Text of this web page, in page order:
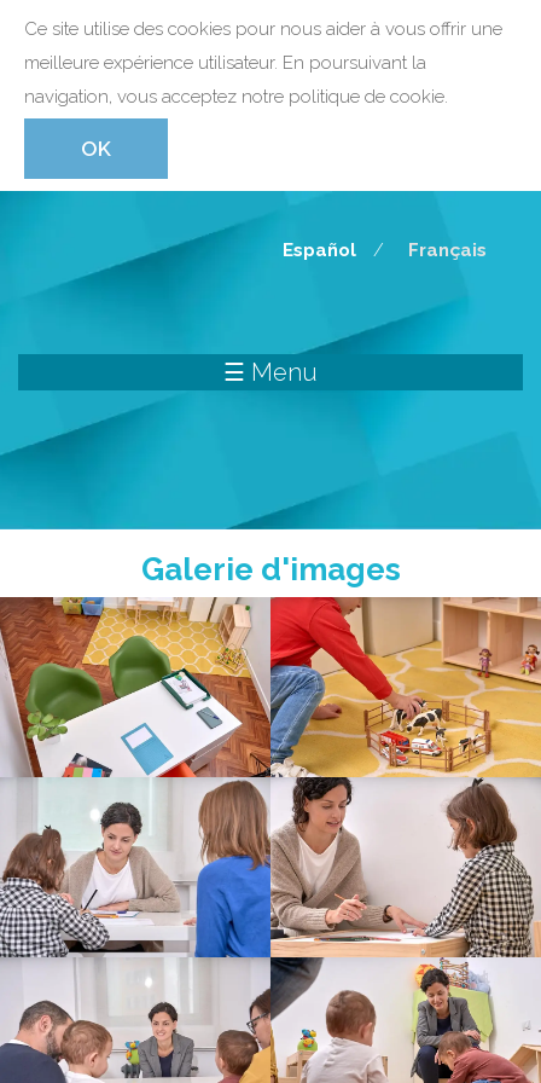
Ce site utilise des cookies pour nous aider à vous offrir une
meilleure expérience utilisateur. En poursuivant la
navigation, vous acceptez notre politique de cookie.
Español
Français
☰ Menu
Galerie d'images